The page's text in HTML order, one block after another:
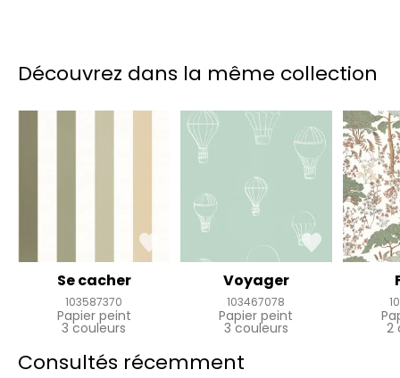
Découvrez dans la même collection
Se cacher
103587370
Papier peint
3 couleurs
Voyager
103467078
Papier peint
3 couleurs 2
Consultés récemment